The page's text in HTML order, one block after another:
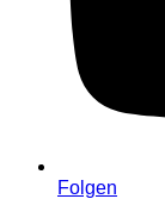
Folgen